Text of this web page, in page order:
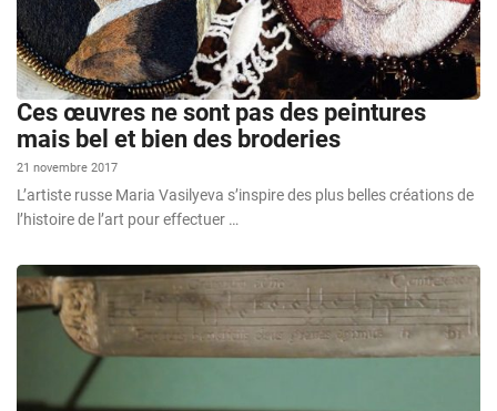
Ces œuvres ne sont pas des peintures
mais bel et bien des broderies
21 novembre 2017
L’artiste russe Maria Vasilyeva s’inspire des plus belles créations de
l’histoire de l’art pour effectuer …